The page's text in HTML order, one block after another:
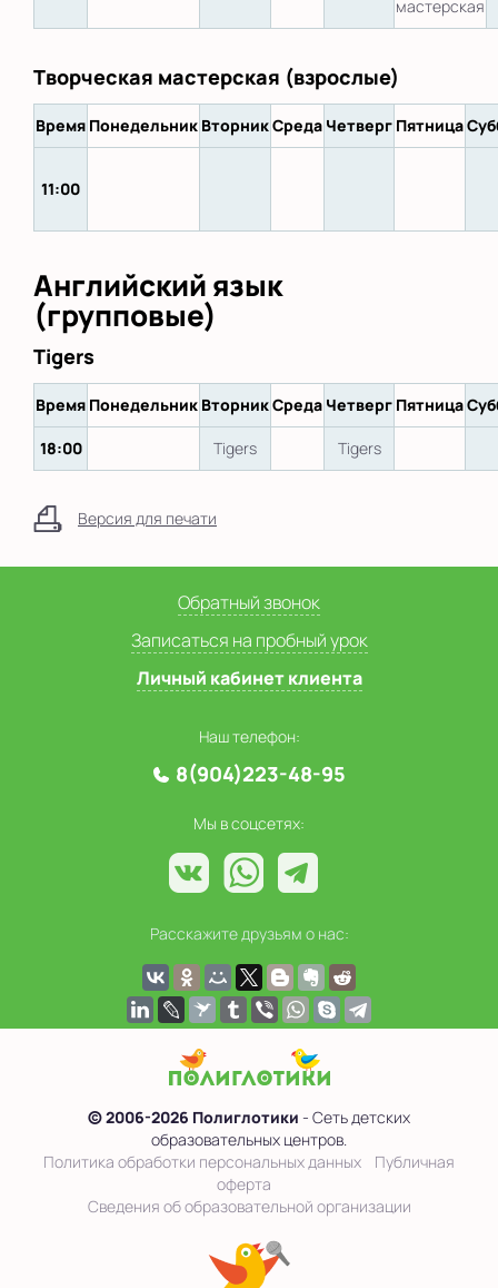
мастерская
Творческая мастерская (взрослые)
Время Понедельник ВторникСреда Четверг Пятница
11:00
Английский язык
(групповые)
Tigers
Время Понедельник ВторникСреда Четверг Пятница
18:00 Tigers Tigers
Версия для печати
Обратный звонок
Записаться на пробный урок
Личный кабинет клиента
Наш телефон:
8(904)223-48-95
Мы в соцсетях:
Расскажите друзьям о нас:
© 2006-2026 Полиглотики - Сеть детских
образовательных центров.
Политика обработки персональных данных
Публичная
оферта
Сведения об образовательной организации